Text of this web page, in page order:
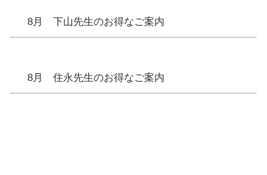
8月 下山先生のお得なご案内
8月 住永先生のお得なご案内